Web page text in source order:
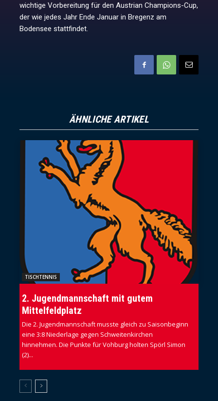
wichtige Vorbereitung für den Austrian Champions-Cup,
der wie jedes Jahr Ende Januar in Bregenz am
Bodensee stattfindet.
ÄHNLICHE ARTIKEL
TISCHTENNIS
2. Jugendmannschaft mit gutem
Mittelfeldplatz
Die 2. Jugendmannschaft musste gleich zu Saisonbeginn
eine 3:8 Niederlage gegen Schweitenkirchen
hinnehmen. Die Punkte für Vohburg holten Spörl Simon
(2)...